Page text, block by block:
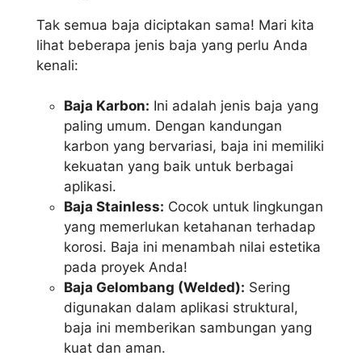
Tak semua baja diciptakan sama! Mari kita
lihat beberapa jenis baja yang perlu Anda
kenali:
Baja Karbon: Ini adalah jenis baja yang
paling umum. Dengan kandungan
karbon yang bervariasi, baja ini memiliki
kekuatan yang baik untuk berbagai
aplikasi.
Baja Stainless: Cocok untuk lingkungan
yang memerlukan ketahanan terhadap
korosi. Baja ini menambah nilai estetika
pada proyek Anda!
Baja Gelombang (Welded): Sering
digunakan dalam aplikasi struktural,
baja ini memberikan sambungan yang
kuat dan aman.